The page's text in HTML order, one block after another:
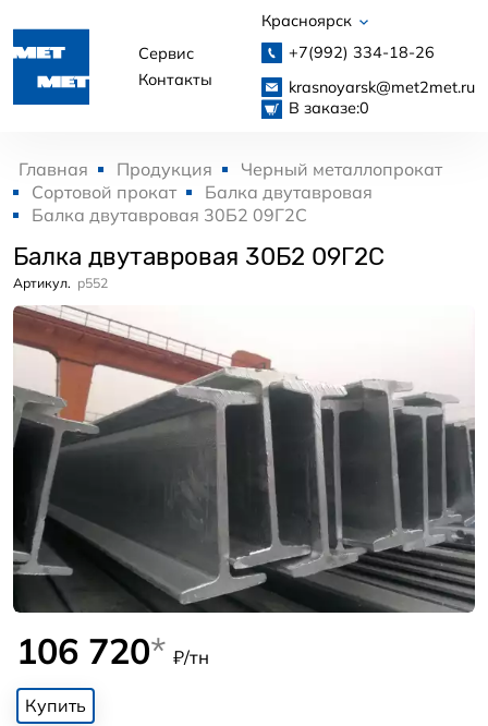
Сервис
Контакты
Красноярск
+7(992) 334-18-26
krasnoyarsk@met2met.ru
В заказе:0
Главная Продукция
Черный металлопрокат
Сортовой прокат
Балка двутавровая
Балка двутавровая 30Б2 09Г2С
Балка двутавровая 30Б2 09Г2С
Артикул. p552
106 720* ₽/тн
Купить